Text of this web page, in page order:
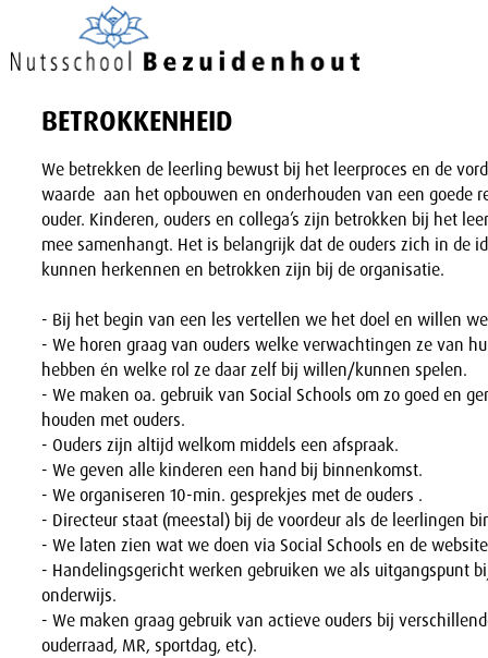
BETROKKENHEID
We betrekken de leerling bewust bij het leerproces en de
waarde aan het opbouwen en onderhouden van een goede
ouder. Kinderen, ouders en collega’s zijn betrokken bij het
mee samenhangt. Het is belangrijk dat de ouders zich in de
kunnen herkennen en betrokken zijn bij de organisatie.
- Bij het begin van een les vertellen we het doel en willen
- We horen graag van ouders welke verwachtingen ze van
hebben én welke rol ze daar zelf bij willen/kunnen spelen.
- We maken oa. gebruik van Social Schools om zo goed en
houden met ouders.
- Ouders zijn altijd welkom middels een afspraak.
- We geven alle kinderen een hand bij binnenkomst.
- We organiseren 10-min. gesprekjes met de ouders .
- Directeur staat (meestal) bij de voordeur als de leerlingen
- We laten zien wat we doen via Social Schools en de
- Handelingsgericht werken gebruiken we als uitgangspunt
onderwijs.
- We maken graag gebruik van actieve ouders bij
ouderraad, MR, sportdag, etc).